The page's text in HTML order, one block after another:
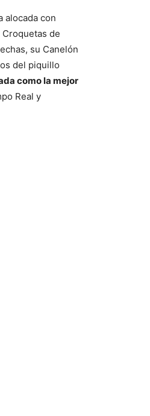
alocada con
de
su Canelón
del piquillo
como la mejor
Real y